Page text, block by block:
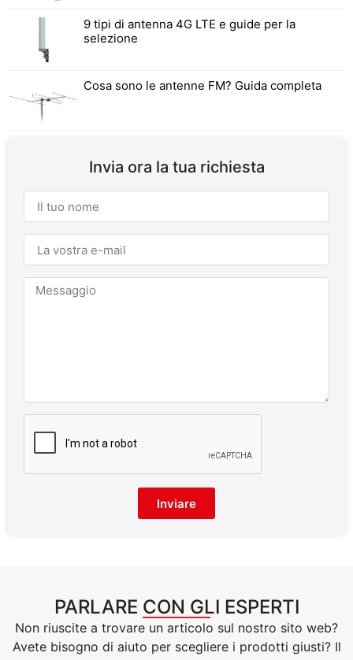
9 tipi di antenna 4G LTE e guide per la
selezione
Cosa sono le antenne FM? Guida completa
Invia ora la tua richiesta
Inviare
PARLARE CON GLI ESPERTI
Non riuscite a trovare un articolo sul nostro sito web?
Avete bisogno di aiuto per scegliere i prodotti giusti? Il